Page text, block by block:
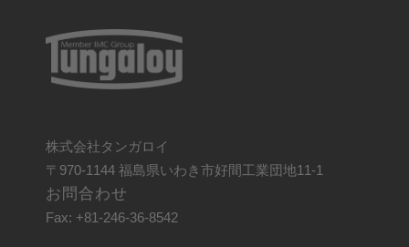
株式会社タンガロイ
〒970-1144 福島県いわき市好間工業団地11-1
お問合わせ
Fax: +81-246-36-8542